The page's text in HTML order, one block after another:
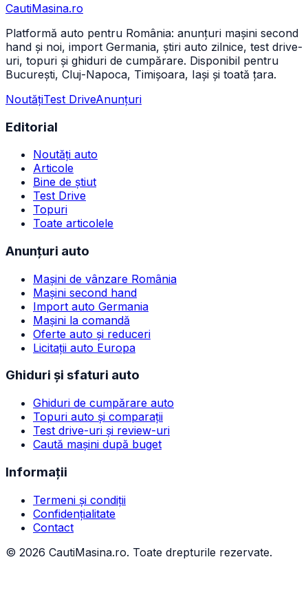
CautiMasina.ro
Platformă auto pentru România: anunțuri mașini second
hand și noi, import Germania, știri auto zilnice, test drive-
uri, topuri și ghiduri de cumpărare. Disponibil pentru
București, Cluj-Napoca, Timișoara, Iași și toată țara.
NoutățiTest DriveAnunțuri
Editorial
Noutăți auto
Articole
Bine de știut
Test Drive
Topuri
Toate articolele
Anunțuri auto
Mașini de vânzare România
Mașini second hand
Import auto Germania
Mașini la comandă
Oferte auto și reduceri
Licitații auto Europa
Ghiduri și sfaturi auto
Ghiduri de cumpărare auto
Topuri auto și comparații
Test drive-uri și review-uri
Caută mașini după buget
Informații
Termeni și condiții
Confidențialitate
Contact
© 2026 CautiMasina.ro. Toate drepturile rezervate.